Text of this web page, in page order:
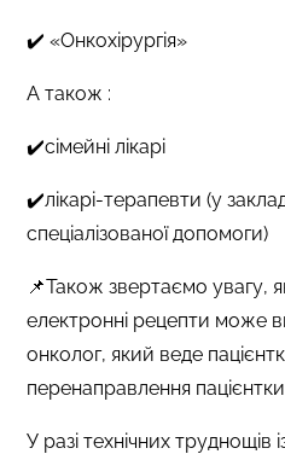
✔️ «Онкохірургія»
А також :
✔️сімейні лікарі
✔️лікарі-терапевти (у
спеціалізованої допомоги)
📌Також звертаємо увагу,
електронні рецепти може
онколог, який веде
перенаправлення
У разі технічних труднощів